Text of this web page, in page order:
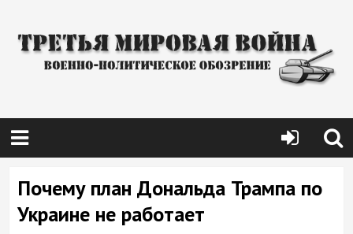
Почему план Дональда Трампа по
Украине не работает